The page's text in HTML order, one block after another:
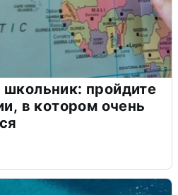
пройдите
в котором очень